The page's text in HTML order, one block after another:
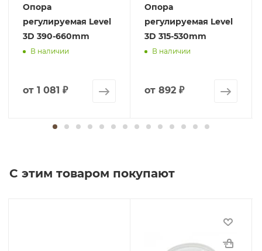
Опора
регулируемая Level
3D 390-660mm
В наличии
от 1 081 ₽
Опора
регулируемая Level
3D 315-530mm
В наличии
от 892 ₽
С этим товаром покупают